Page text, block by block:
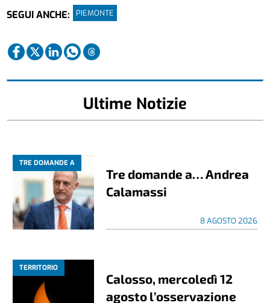
SEGUI ANCHE:
PIEMONTE
Ultime Notizie
TRE DOMANDE A
Tre domande a… Andrea
Calamassi
8 AGOSTO 2026
TERRITORIO
Calosso, mercoledì 12
agosto l’osservazione